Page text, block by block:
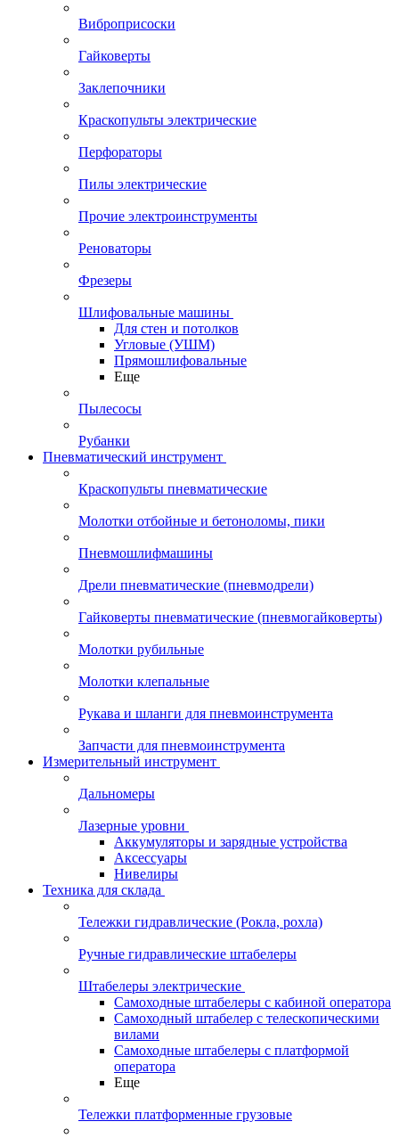
Виброприсоски
Гайковерты
Заклепочники
Краскопульты электрические
Перфораторы
Пилы электрические
Прочие электроинструменты
Реноваторы
Фрезеры
Шлифовальные машины
Для стен и потолков
Угловые (УШМ)
Прямошлифовальные
Еще
Пылесосы
Рубанки
Пневматический инструмент
Краскопульты пневматические
Молотки отбойные и бетоноломы, пики
Пневмошлифмашины
Дрели пневматические (пневмодрели)
Гайковерты пневматические (пневмогайковерты)
Молотки рубильные
Молотки клепальные
Рукава и шланги для пневмоинструмента
Запчасти для пневмоинструмента
Измерительный инструмент
Дальномеры
Лазерные уровни
Аккумуляторы и зарядные устройства
Аксессуары
Нивелиры
Техника для склада
Тележки гидравлические (Рокла, рохла)
Ручные гидравлические штабелеры
Штабелеры электрические
Самоходные штабелеры с кабиной оператора
Самоходный штабелер с телескопическими
вилами
Самоходные штабелеры с платформой
оператора
Еще
Тележки платформенные грузовые